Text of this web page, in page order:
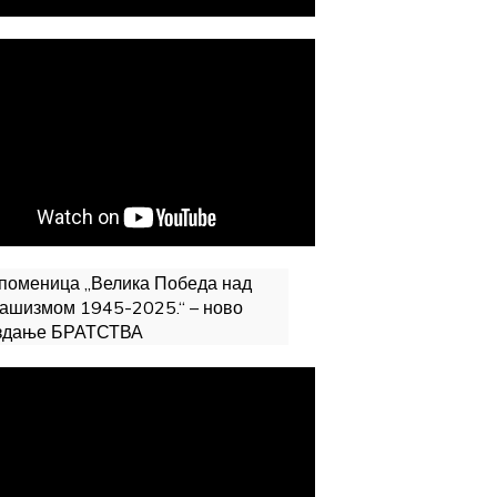
„Велика Победа над
1945-2025.“ – ново
БРАТСТВА